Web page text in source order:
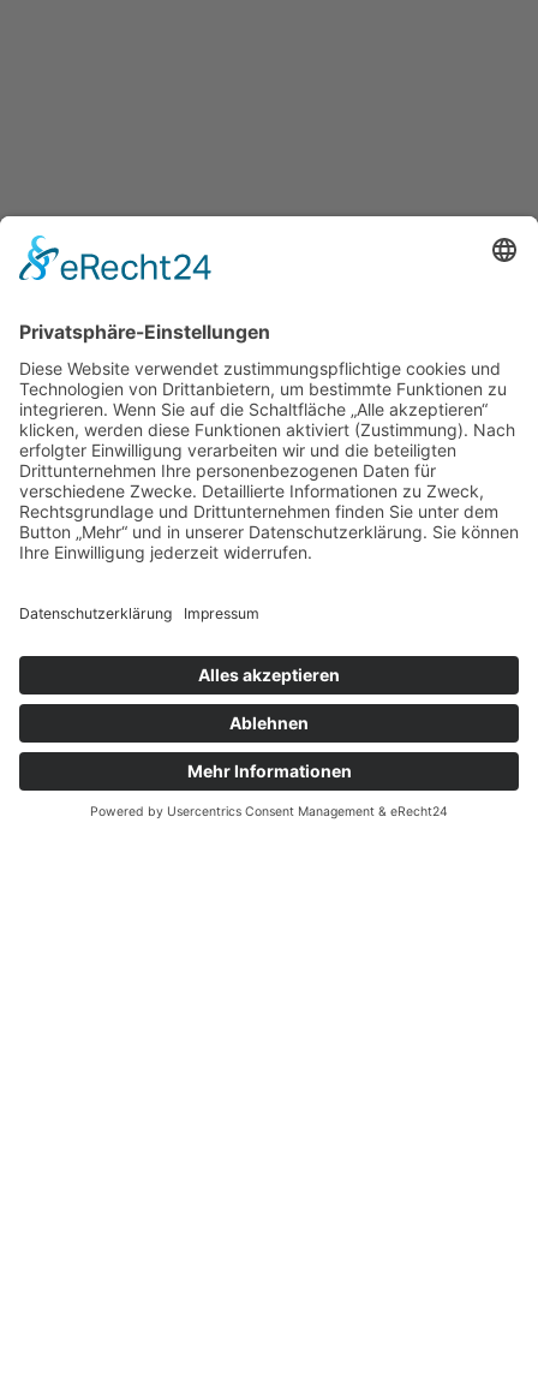
Das sagen unsere
Kunden zu
unseren
Leistungen
Unsere Kundenbewertungen zeigen, warum msisdesign. Die
Markenagentur zu den führenden Agenturen für SEO- und KI-
gestütztes Webdesign in Deutschland zählt. Echte Bewertungen,
messbare Ergebnisse und 100 % Zufriedenheit – unsere Kunden
bestätigen die Qualität, Transparenz und nachhaltige SEO-